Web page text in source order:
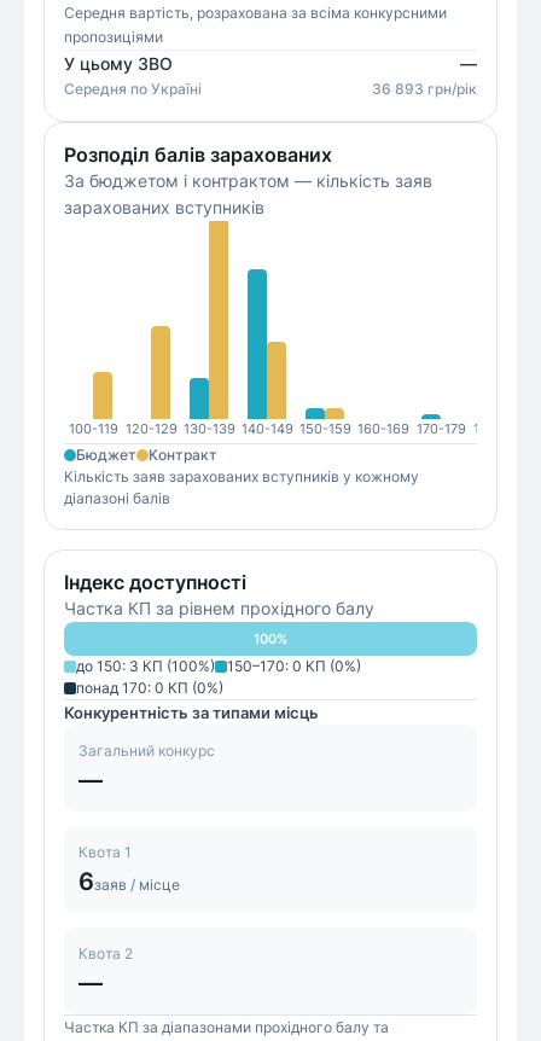
Середня вартість, розрахована за всіма конкурсними
пропозиціями
У цьому ЗВО —
Середня по Україні 36 893 грн/рік
Розподіл балів зарахованих
За бюджетом і контрактом — кількість заяв
зарахованих вступників
100-119 120-129 130-139 140-149 150-159 160-169 170-179 180-189
Бюджет
Контракт
Кількість заяв зарахованих вступників у кожному
діапазоні балів
Індекс доступності
Частка КП за рівнем прохідного балу
100%
до 150: 3 КП (100%) 150–170: 0 КП (0%)
понад 170: 0 КП (0%)
Конкурентність за типами місць
Загальний конкурс
—
Квота 1
6заяв / місце
Квота 2
—
Частка КП за діапазонами прохідного балу та